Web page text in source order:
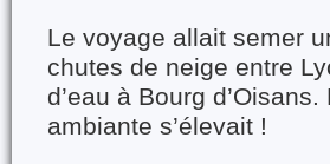
Le voyage allait semer
chutes de neige entre
d’eau à Bourg
ambiante s’élevait !